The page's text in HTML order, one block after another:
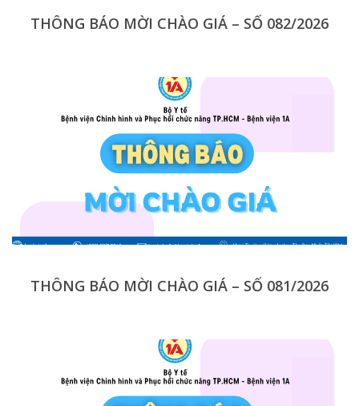
THÔNG BÁO MỜI CHÀO GIÁ – SỐ 082/2026
THÔNG BÁO MỜI CHÀO GIÁ – SỐ 081/2026